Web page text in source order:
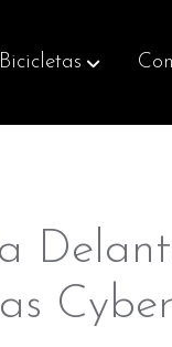
Bicicletas